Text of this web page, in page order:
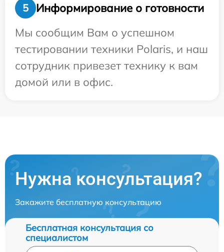
5
Информирование о готовности
Мы сообщим Вам о успешном
тестировании техники Polaris, и наш
сотрудник привезет технику к вам
домой или в офис.
Нужна консультация?
Закажите бесплатную консультацию
Бесплатная консультация со
специалистом